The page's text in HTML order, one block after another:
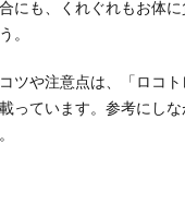
にも、くれぐれもお体
。
ツや注意点は、「ロコ
っています。参考にし